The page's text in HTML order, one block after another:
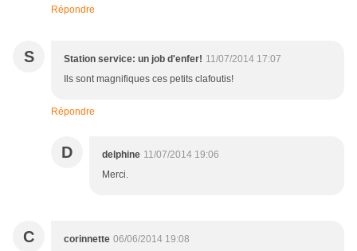
Répondre
S Station service: un job d'enfer! 11/07/2014 17:07
Ils sont magnifiques ces petits clafoutis!
Répondre
D delphine 11/07/2014 19:06
Merci.
C corinnette 06/06/2014 19:08